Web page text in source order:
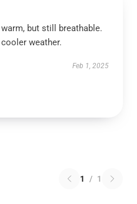
but still breathable.
weather.
Feb 1, 2025
1 / 1